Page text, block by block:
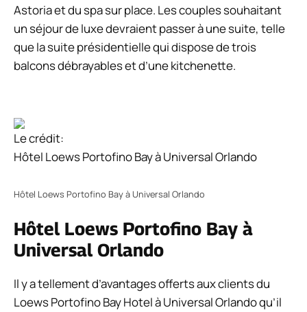
Astoria et du spa sur place. Les couples souhaitant
un séjour de luxe devraient passer à une suite, telle
que la suite présidentielle qui dispose de trois
balcons débrayables et d’une kitchenette.
Le crédit:
Hôtel Loews Portofino Bay à Universal Orlando
Hôtel Loews Portofino Bay à Universal Orlando
Hôtel Loews Portofino Bay à
Universal Orlando
Il y a tellement d’avantages offerts aux clients du
Loews Portofino Bay Hotel à Universal Orlando qu’il